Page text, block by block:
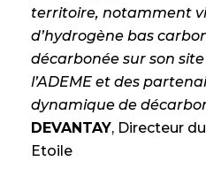
territoire, notamment
d’hydrogène bas
décarbonée sur son
l’ADEME et des
dynamique de
DEVANTAY, Directeur
Etoile